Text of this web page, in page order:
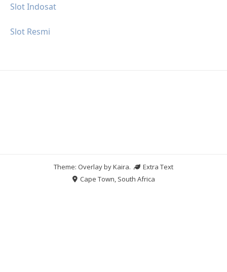
Slot Indosat
Slot Resmi
Theme: Overlay byKaira.
Extra Text
Cape Town, South Africa